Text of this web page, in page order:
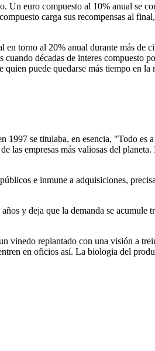
Un euro compuesto al 10% anual se
carga sus recompensas al
torno al 20% anual durante más de
décadas de interes compuesto
puede quedarse más tiempo en la
1997 se titulaba, en esencia, "Todo
las empresas más valiosas del
e inmune a adquisiciones,
y deja que la demanda se acumule
vinedo replantado con una visión a
en oficios así. La biologia del